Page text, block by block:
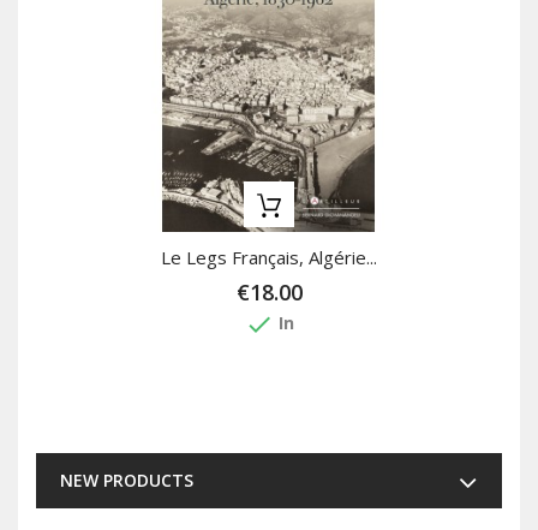
Le Legs Français, Algérie...
€18.00
done In
NEW PRODUCTS